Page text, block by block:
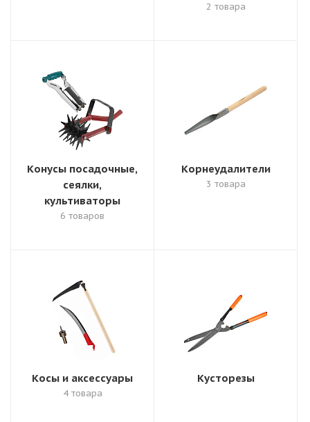
2 товара
Конусы посадочные,
сеялки,
культиваторы
6 товаров
Корнеудалители
3 товара
Косы и аксессуары
4 товара
Кусторезы